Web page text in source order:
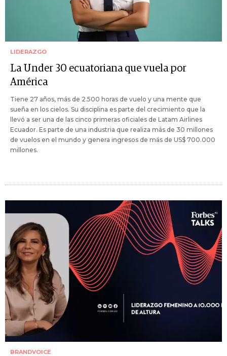
LIDERAZGO
La Under 30 ecuatoriana que vuela por
América
Tiene 27 años, más de 2.500 horas de vuelo y una mente que
sueña en los cielos. Su disciplina es parte del crecimiento que la
llevó a ser una de las cinco primeras oficiales de Latam Airlines
Ecuador. Es parte de una industria que realiza más de 30 millones
de vuelos en el mundo y genera ingresos de más de US$ 700.000
millones.
BRANDVOICE